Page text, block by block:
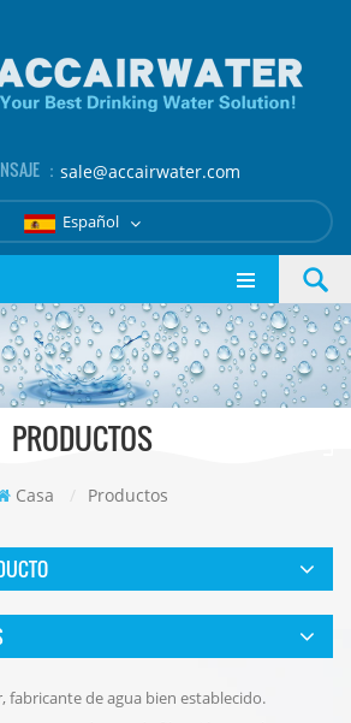
： sale@accairwater.com
Español
PRODUCTOS
Casa / Productos
fabricante de agua bien establecido.